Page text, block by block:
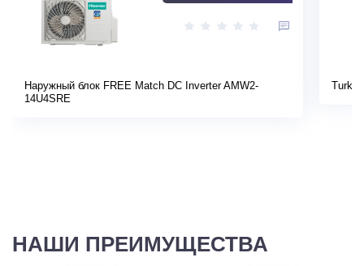
Наружный блок FREE Match DC Inverter AMW2-
14U4SRE
НАШИ ПРЕИМУЩЕСТВА